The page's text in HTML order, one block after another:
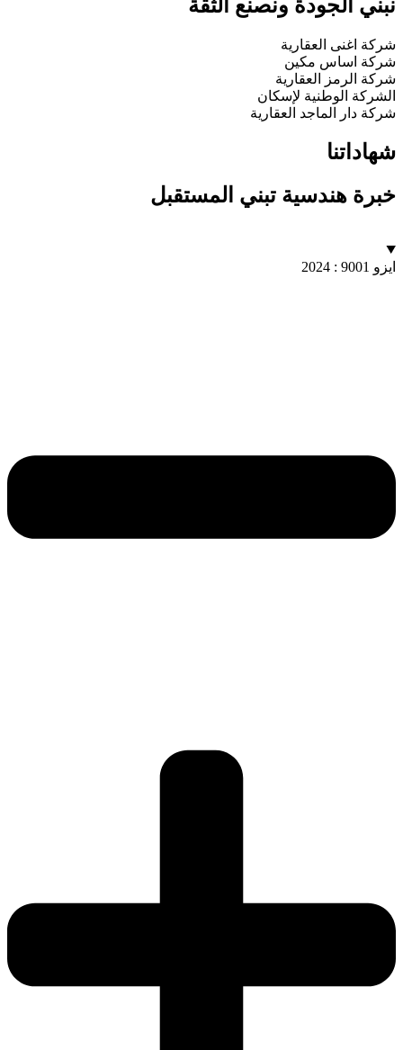
نبني الجودة ونصنع الثقة
شركة اغنى العقارية
شركة اساس مكين
شركة الرمز العقارية
الشركة الوطنية لإسكان
شركة دار الماجد العقارية
شهاداتنا
خبرة هندسية تبني المستقبل
ايزو 9001 : 2024